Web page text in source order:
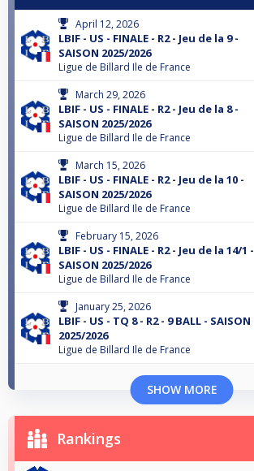
April 12, 2026
LBIF - US - FINALE - R2 - Jeu de la 9 -
SAISON 2025/2026
Ligue de Billard Ile de France
March 29, 2026
LBIF - US - FINALE - R2 - Jeu de la 8 -
SAISON 2025/2026
Ligue de Billard Ile de France
March 15, 2026
LBIF - US - FINALE - R2 - Jeu de la 10 -
SAISON 2025/2026
Ligue de Billard Ile de France
February 15, 2026
LBIF - US - FINALE - R2 - Jeu de la 14/1 -
SAISON 2025/2026
Ligue de Billard Ile de France
January 25, 2026
LBIF - US - TQ 8 - R2 - 9 BALL - SAISON
2025/2026
Ligue de Billard Ile de France
SHOW MORE
Rankings